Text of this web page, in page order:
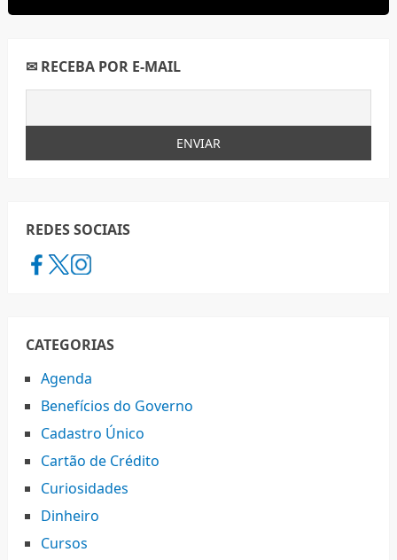
✉ RECEBA POR E-MAIL
REDES SOCIAIS
CATEGORIAS
Agenda
Benefícios do Governo
Cadastro Único
Cartão de Crédito
Curiosidades
Dinheiro
Cursos